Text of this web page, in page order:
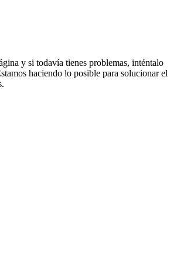
y si todavía tienes problemas, inténtalo
haciendo lo posible para solucionar el